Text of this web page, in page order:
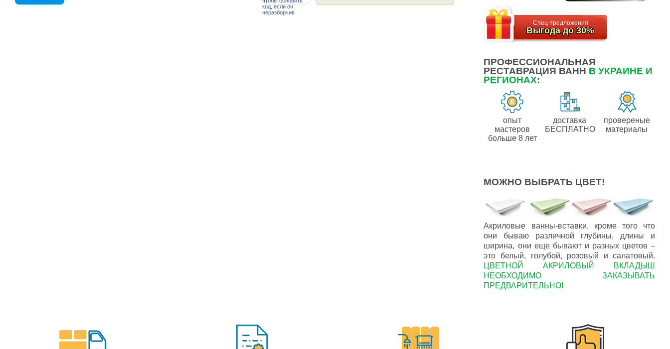
Спец предложения
Выгода до 30%
ПРОФЕССИОНАЛЬНАЯ
РЕСТАВРАЦИЯ ВАНН В УКРАИНЕ И
РЕГИОНАХ:
опыт
мастеров
больше 8 лет
доставка
БЕСПЛАТНО
провереные
материалы
МОЖНО ВЫБРАТЬ ЦВЕТ!
Акриловые ванны-вставки, кроме того что
они бываю различной глубины, длины и
ширина, они еще бывают и разных цветов –
это белый, голубой, розовый и салатовый.
ЦВЕТНОЙ АКРИЛОВЫЙ ВКЛАДЫШ
НЕОБХОДИМО ЗАКАЗЫВАТЬ
ПРЕДВАРИТЕЛЬНО!